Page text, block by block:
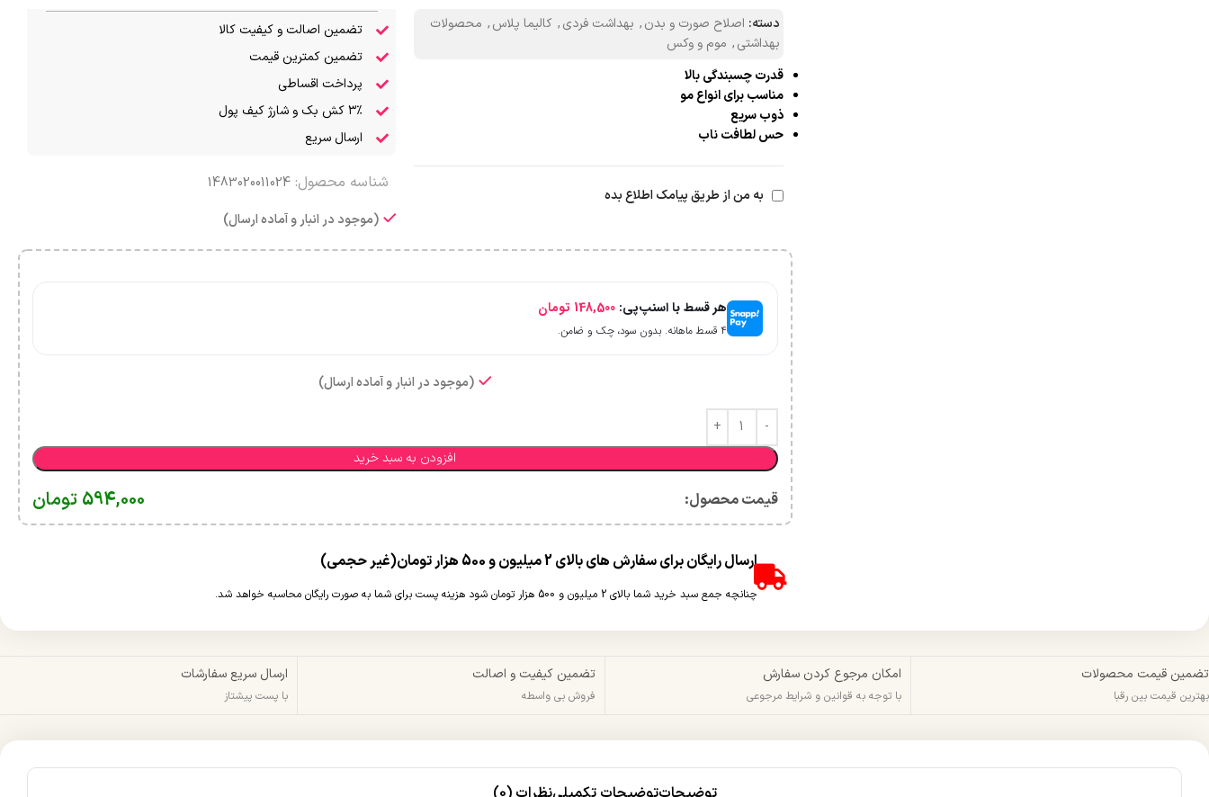
دسته: اصلاح صورت و بدن, بهداشت فردی, کالیما پلاس, محصولات
بهداشتی, موم و وکس
قدرت چسبندگی بالا
مناسب برای انواع مو
ذوب سریع
حس لطافت ناب
به من از طریق پیامک اطلاع بده
تضمین اصالت و کیفیت کالا
تضمین کمترین قیمت
پرداخت اقساطی
۳٪ کش بک و شارژ کیف پول
ارسال سریع
شناسه محصول: 1483020011024
(موجود در انبار و آماده ارسال)
هر قسط با اسنپ‌پی:148,500 تومان
۴ قسط ماهانه. بدون سود، چک و ضامن.
(موجود در انبار و آماده ارسال)
افزودن به سبد خرید
قیمت محصول:​ 594,000 تومان
ارسال رایگان برای سفارش های بالای 2 میلیون و 500 هزار تومان(غیر حجمی)
چنانچه جمع سبد خرید شما بالای 2 میلیون و 500 هزار تومان شود هزینه پست برای شما به صورت رایگان محاسبه خواهد شد.
تضمین قیمت محصولات
بهترین قیمت بین رقبا
امکان مرجوع کردن سفارش
با توجه به قوانین و شرایط مرجوعی
تضمین کیفیت و اصالت
فروش بی واسطه
ارسال سریع سفارشات
با پست پیشتاز